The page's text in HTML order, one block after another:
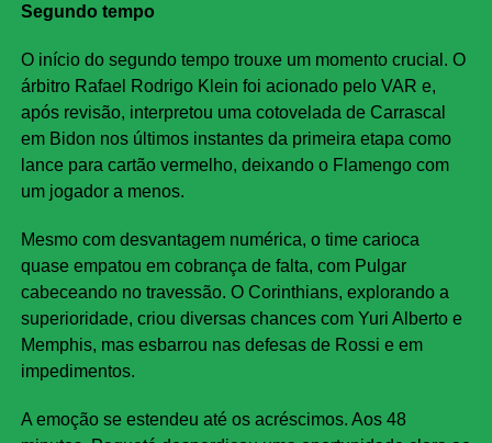
Segundo tempo
O início do segundo tempo trouxe um momento crucial. O
árbitro Rafael Rodrigo Klein foi acionado pelo VAR e,
após revisão, interpretou uma cotovelada de Carrascal
em Bidon nos últimos instantes da primeira etapa como
lance para cartão vermelho, deixando o Flamengo com
um jogador a menos.
Mesmo com desvantagem numérica, o time carioca
quase empatou em cobrança de falta, com Pulgar
cabeceando no travessão. O Corinthians, explorando a
superioridade, criou diversas chances com Yuri Alberto e
Memphis, mas esbarrou nas defesas de Rossi e em
impedimentos.
A emoção se estendeu até os acréscimos. Aos 48